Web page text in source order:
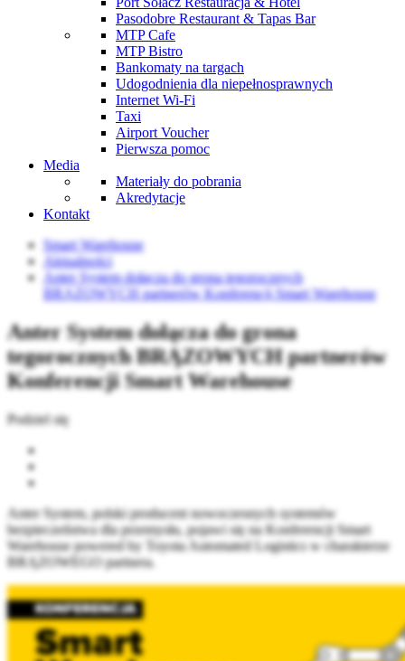
Pasodobre Restaurant & Tapas Bar
MTP Cafe
MTP Bistro
Bankomaty na targach
Udogodnienia dla niepełnosprawnych
Internet Wi-Fi
Taxi
Airport Voucher
Pierwsza pomoc
Media
Materiały do pobrania
Akredytacje
Kontakt
Smart Warehouse
Aktualności
Anter System dołącza do grona tegorocznych
BRĄZOWYCH partnerów Konferencji Smart Warehouse
Anter System dołącza do grona
tegorocznych BRĄZOWYCH partnerów
Konferencji Smart Warehouse
Podziel się
Anter System, polski producent nowoczesnych systemów
bezpieczeństwa dla przemysłu, pojawi się na Konferencji Smart
Warehouse powered by Toyota Automated Logistics w charakterze
BRĄZOWEGO partnera.